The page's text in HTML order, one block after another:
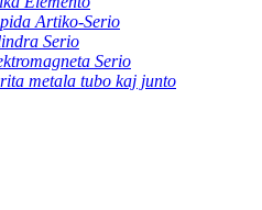
Artiko-Serio
Serio
Serio
metala tubo kaj junto